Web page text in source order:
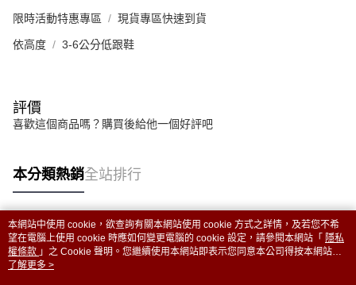
限時活動特惠專區 現貨專區快速到貨
依高度 3-6公分低跟鞋
評價
喜歡這個商品嗎？購買後給他一個好評吧
本分類熱銷全站排行
熱門標籤
本網站中使用 cookie，欲查詢有關本網站使用 cookie 方式之詳情，及若您不希
望在電腦上使用 cookie 時應如何變更電腦的 cookie 設定，請參閱本網站「 隱私
權條款 」之 Cookie 聲明。您繼續使用本網站即表示您同意本公司得按本網站使
用條款之 Cookie 聲明使用 cookie。
了解更多 >